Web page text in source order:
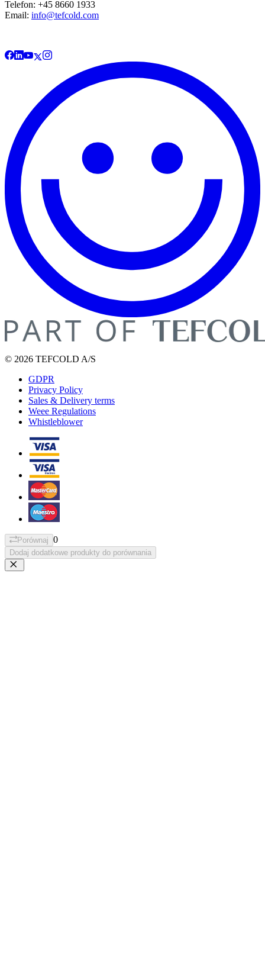
Telefon: +45 8660 1933
Email: info@tefcold.com
© 2026 TEFCOLD A/S
GDPR
Privacy Policy
Sales & Delivery terms
Weee Regulations
Whistleblower
Porównaj 0
Dodaj dodatkowe produkty do porównania